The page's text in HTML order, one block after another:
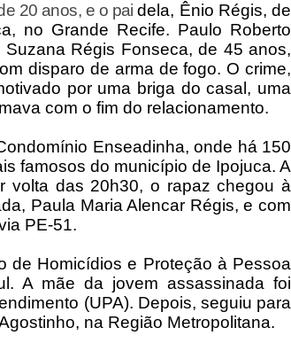
20 anos, e o paidela, Ênio Régis, de
no Grande Recife. Paulo Roberto
Régis Fonseca, de 45 anos,
disparo de arma de fogo. O crime,
por uma briga do casal, uma
com o fim do relacionamento.
Enseadinha, onde há 150
famosos do município de Ipojuca. A
volta das 20h30, o rapaz chegou à
Paula Maria Alencar Régis, e com
PE-51.
de Homicídios e Proteção à Pessoa
A mãe da jovem assassinada foi
(UPA). Depois, seguiu para
na Região Metropolitana.